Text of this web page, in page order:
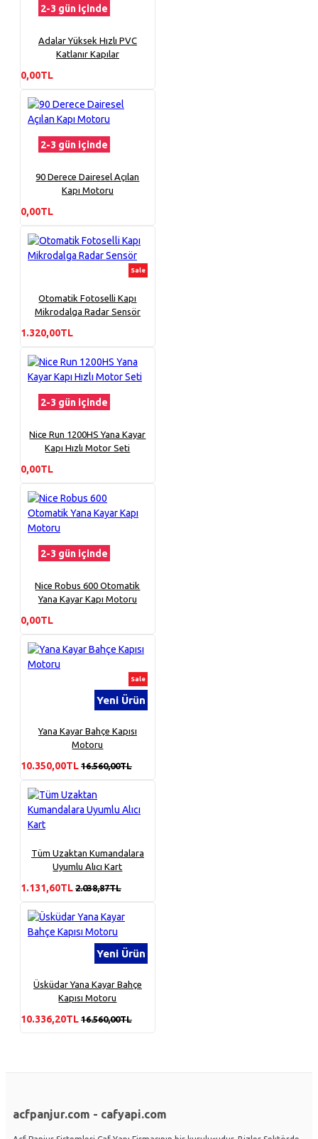
2-3 gün içinde
Adalar Yüksek Hızlı PVC
Katlanır Kapılar
0,00TL
2-3 gün içinde
90 Derece Dairesel Açılan
Kapı Motoru
0,00TL
Sale
Otomatik Fotoselli Kapı
Mikrodalga Radar Sensör
1.320,00TL
2-3 gün içinde
Nice Run 1200HS Yana Kayar
Kapı Hızlı Motor Seti
0,00TL
2-3 gün içinde
Nice Robus 600 Otomatik
Yana Kayar Kapı Motoru
0,00TL
Sale
Yeni Ürün
Yana Kayar Bahçe Kapısı
Motoru
10.350,00TL 16.560,00TL
Tüm Uzaktan Kumandalara
Uyumlu Alıcı Kart
1.131,60TL 2.038,87TL
Yeni Ürün
Üsküdar Yana Kayar Bahçe
Kapısı Motoru
10.336,20TL 16.560,00TL
acfpanjur.com - cafyapi.com